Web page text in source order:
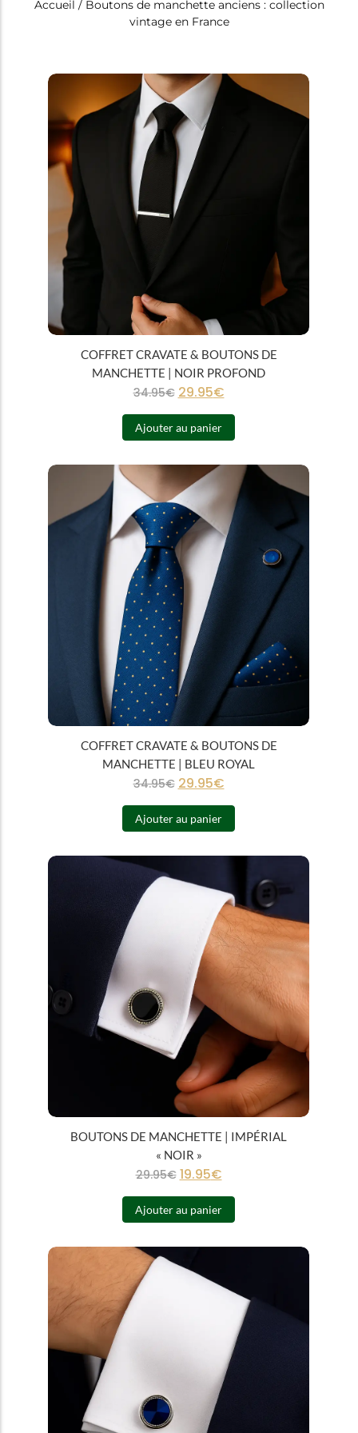
Accueil / Boutons de manchette anciens : collection
vintage en France
COFFRET CRAVATE & BOUTONS DE
MANCHETTE | NOIR PROFOND
34.95€ 29.95€
Ajouter au panier
COFFRET CRAVATE & BOUTONS DE
MANCHETTE | BLEU ROYAL
34.95€ 29.95€
Ajouter au panier
BOUTONS DE MANCHETTE | IMPÉRIAL
« NOIR »
29.95€ 19.95€
Ajouter au panier